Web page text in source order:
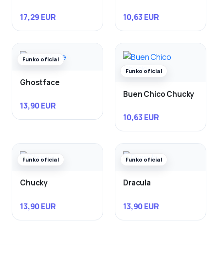
17,29 EUR 10,63 EUR
Funko oficial
Ghostface
13,90 EUR
Funko oficial
Buen Chico Chucky
10,63 EUR
Funko oficial
Chucky
13,90 EUR
Funko oficial
Dracula
13,90 EUR